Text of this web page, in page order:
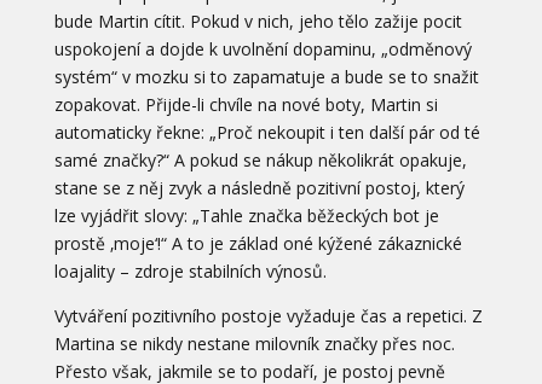
bude Martin cítit. Pokud v nich, jeho tělo zažije pocit
uspokojení a dojde k uvolnění dopaminu, „odměnový
systém“ v mozku si to zapamatuje a bude se to snažit
zopakovat. Přijde-li chvíle na nové boty, Martin si
automaticky řekne: „Proč nekoupit i ten další pár od té
samé značky?“ A pokud se nákup několikrát opakuje,
stane se z něj zvyk a následně pozitivní postoj, který
lze vyjádřit slovy: „Tahle značka běžeckých bot je
prostě ‚moje‘!“ A to je základ oné kýžené zákaznické
loajality – zdroje stabilních výnosů.
Vytváření pozitivního postoje vyžaduje čas a repetici. Z
Martina se nikdy nestane milovník značky přes noc.
Přesto však, jakmile se to podaří, je postoj pevně